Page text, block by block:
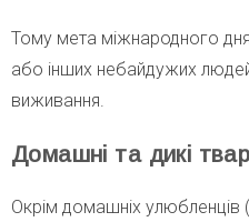
Тому мета міжнародного
або інших небайдужих
виживання.
Домашні та дикі
Окрім домашніх улюбленців